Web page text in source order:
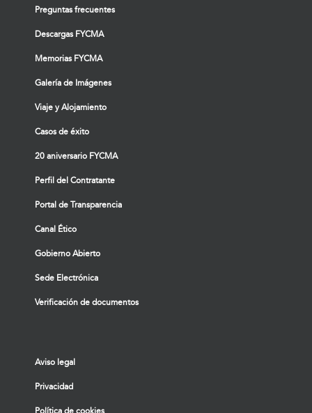
Preguntas frecuentes
Descargas FYCMA
Memorias FYCMA
Galería de Imágenes
Viaje y Alojamiento
Casos de éxito
20 aniversario FYCMA
Perfil del Contratante
Portal de Transparencia
Canal Ético
Gobierno Abierto
Sede Electrónica
Verificación de documentos
Aviso legal
Privacidad
Política de cookies